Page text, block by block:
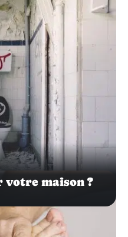
maison ?